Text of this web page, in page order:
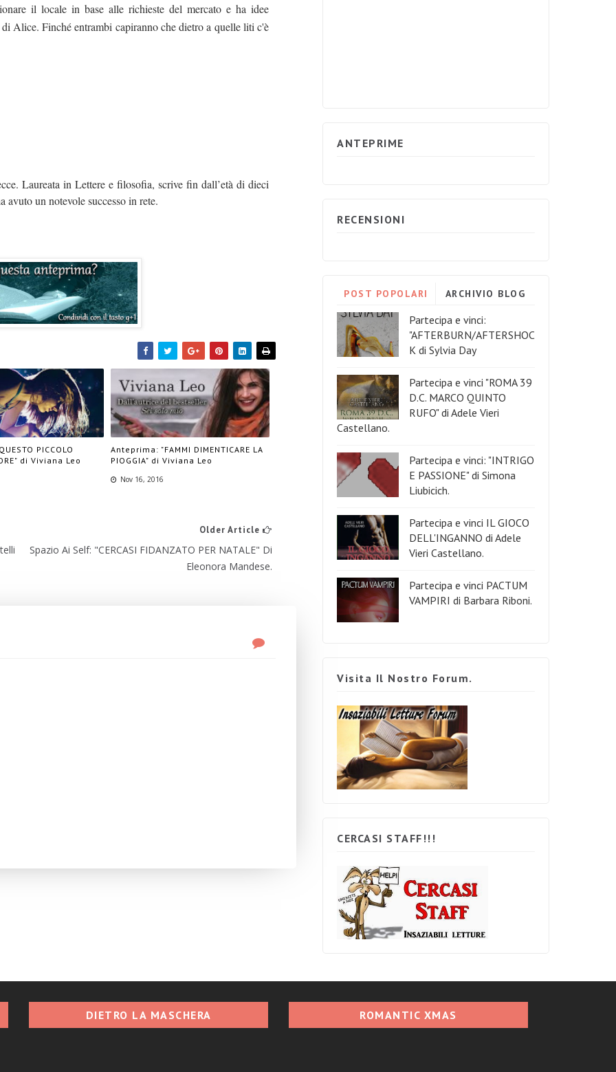
il locale in base alle richieste del mercato e ha idee
Alice. Finché entrambi capiranno che dietro a quelle liti c'è
Laureata in Lettere e filosofia, scrive fin dall’età di dieci
avuto un notevole successo in rete.
PICCOLO
di Viviana Leo
Anteprima: "FAMMI DIMENTICARE LA
PIOGGIA" di Viviana Leo
Nov 16, 2016
Older Article
Spazio Ai Self: "CERCASI FIDANZATO PER NATALE" Di
Eleonora Mandese.
ANTEPRIME
RECENSIONI
POST POPOLARI ARCHIVIO BLOG
Partecipa e vinci:
"AFTERBURN/AFTERSHOC
K di Sylvia Day
Partecipa e vinci "ROMA 39
D.C. MARCO QUINTO
RUFO" di Adele Vieri
Castellano.
Partecipa e vinci: "INTRIGO
E PASSIONE" di Simona
Liubicich.
Partecipa e vinci IL GIOCO
DELL'INGANNO di Adele
Vieri Castellano.
Partecipa e vinci PACTUM
VAMPIRI di Barbara Riboni.
Visita Il Nostro Forum.
CERCASI STAFF!!!
DIETRO LA MASCHERA ROMANTIC XMAS